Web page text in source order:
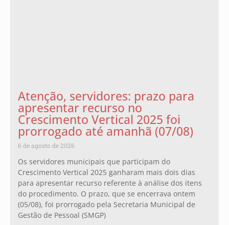
Atenção, servidores: prazo para
apresentar recurso no
Crescimento Vertical 2025 foi
prorrogado até amanhã (07/08)
6 de agosto de 2026
Os servidores municipais que participam do
Crescimento Vertical 2025 ganharam mais dois dias
para apresentar recurso referente à análise dos itens
do procedimento. O prazo, que se encerrava ontem
(05/08), foi prorrogado pela Secretaria Municipal de
Gestão de Pessoal (SMGP)